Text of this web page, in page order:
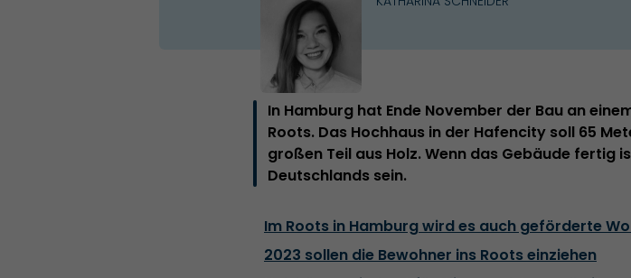
In Hamburg hat Ende November der Bau an
Roots. Das Hochhaus in der Hafencity soll 65
großen Teil aus Holz. Wenn das Gebäude fertig
Deutschlands sein.
Im Roots in Hamburg wird es auch geförderte
2023 sollen die Bewohner ins Roots einziehen